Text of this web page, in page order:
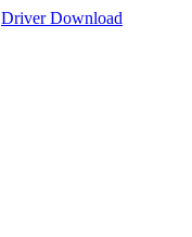
Driver Download